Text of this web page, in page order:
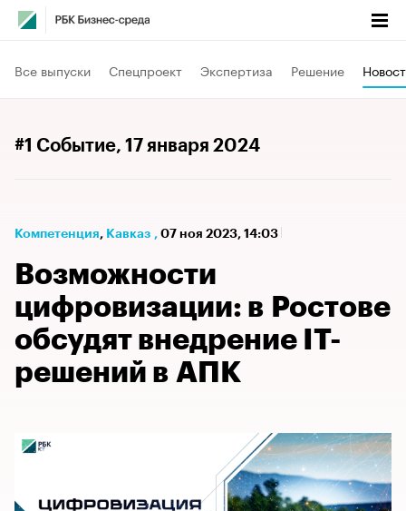
Все выпуски Спецпроект Экспертиза Решение
#1 Событие, 17 января 2024
Компетенция⁠, Кавказ , 07 ноя 2023, 14:03
Возможности
цифровизации: в Ростове
обсудят внедрение IT-
решений в АПК